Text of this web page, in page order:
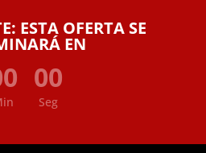
ESTA OFERTA SE
EN
00
Seg